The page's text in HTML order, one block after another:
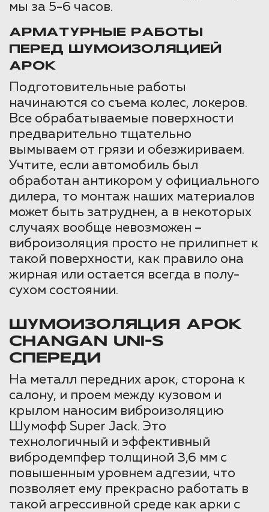
мы за 5-6 часов.
АРМАТУРНЫЕ РАБОТЫ
ПЕРЕД ШУМОИЗОЛЯЦИЕЙ
АРОК
Подготовительные работы
начинаются со съема колес, локеров.
Все обрабатываемые поверхности
предварительно тщательно
вымываем от грязи и обезжириваем.
Учтите, если автомобиль был
обработан антикором у официального
дилера, то монтаж наших материалов
может быть затруднен, а в некоторых
случаях вообще невозможен –
виброизоляция просто не прилипнет к
такой поверхности, как правило она
жирная или остается всегда в полу-
сухом состоянии.
ШУМОИЗОЛЯЦИЯ АРОК
CHANGAN UNI-S
СПЕРЕДИ
На металл передних арок, сторона к
салону, и проем между кузовом и
крылом наносим виброизоляцию
Шумофф Super Jack. Это
технологичный и эффективный
вибродемпфер толщиной 3,6 мм с
повышенным уровнем адгезии, что
позволяет ему прекрасно работать в
такой агрессивной среде как арки с